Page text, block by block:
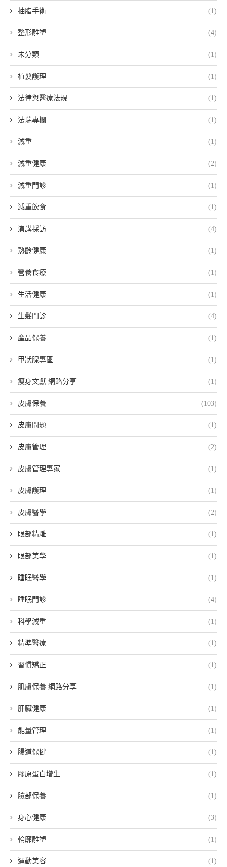
抽脂手術 (1)
整形雕塑 (4)
未分類 (1)
植髮護理 (1)
法律與醫療法規 (1)
法瑞專欄 (1)
減重 (1)
減重健康 (2)
減重門診 (1)
減重飲食 (1)
演講採訪 (4)
熟齡健康 (1)
營養食療 (1)
生活健康 (1)
生髮門診 (4)
產品保養 (1)
甲狀腺專區 (1)
瘦身文獻 網路分享 (1)
皮膚保養 (103)
皮膚問題 (1)
皮膚管理 (2)
皮膚管理專家 (1)
皮膚護理 (1)
皮膚醫學 (2)
眼部精雕 (1)
眼部美學 (1)
睡眠醫學 (1)
睡眠門診 (4)
科學減重 (1)
精準醫療 (1)
習慣矯正 (1)
肌膚保養 網路分享 (1)
肝臟健康 (1)
能量管理 (1)
腸道保健 (1)
膠原蛋白增生 (1)
臉部保養 (1)
身心健康 (3)
輪廓雕塑 (1)
運動美容 (1)